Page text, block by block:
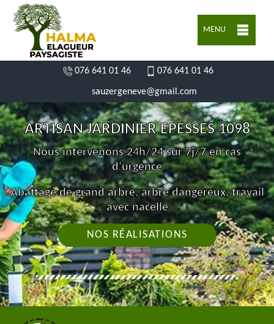
MENU
076 641 01 46 076 641 01 46
sauzergeneve@gmail.com
ARTISAN JARDINIER EPESSES 1098
Nous intervenons 24h/24 sur 7j/7 en cas
d'urgence
Abattage de grand arbre, arbre dangereux, travail
avec nacelle
NOS RÉALISATIONS